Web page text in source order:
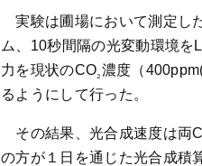
実験は圃場において測定し
ム、10秒間隔の光変動環境
力を現状のCO₂濃度（
るようにして行った。
その結果、光合成速度は両
の方が１日を通じた光合成積